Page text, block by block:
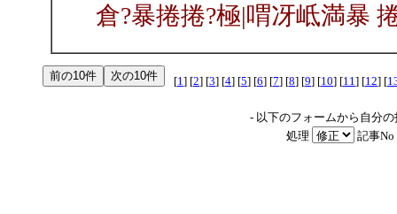
倉?暴捲捲?極|喟冴岻満暴
[1 ] [2] [3] [4] [5] [6] [7] [8] [9] [10] [11 ] [12] [
- 以下のフォームから自分
処理
記事No